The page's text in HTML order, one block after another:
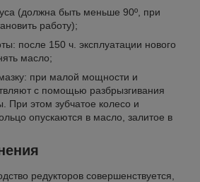
(должна быть меньше 90º, при
работу);
после 150 ч. эксплуатации нового
масло;
при малой мощности и
с помощью разбрызгивания
При этом зубчатое колесо и
опускаются в масло, залитое в
редукторов совершенствуется,